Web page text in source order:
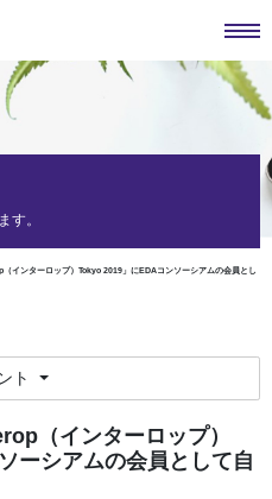
（インターロップ）Tokyo 2019」にEDAコンソーシアムの会員とし
す。
（インターロップ）
ーシアムの会員として自
ト